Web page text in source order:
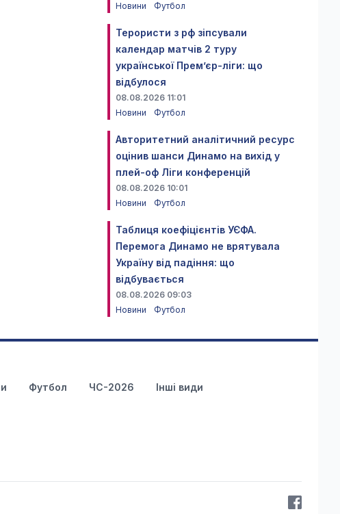
Новини
Футбол
Терористи з рф зіпсували
календар матчів 2 туру
української Прем’єр-ліги: що
відбулося
08.08.2026 11:01
Новини
Футбол
Авторитетний аналітичний ресурс
оцінив шанси Динамо на вихід у
плей-оф Ліги конференцій
08.08.2026 10:01
Новини
Футбол
Таблиця коефіцієнтів УЄФА.
Перемога Динамо не врятувала
Україну від падіння: що
відбувається
08.08.2026 09:03
Новини
Футбол
Футбол ЧС-2026 Інші види